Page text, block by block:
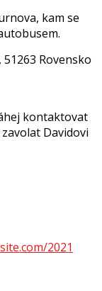
kam se
Rovensko
kontaktovat
Davidovi
2021